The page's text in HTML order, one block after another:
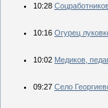
10:28
10:16 Огурец
10:02 Медиков,
09:27 Село